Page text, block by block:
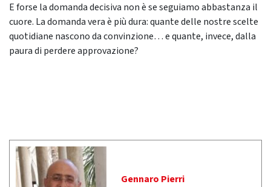
E forse la domanda decisiva non è se seguiamo abbastanza il
cuore. La domanda vera è più dura: quante delle nostre scelte
quotidiane nascono da convinzione… e quante, invece, dalla
paura di perdere approvazione?
Gennaro Pierri